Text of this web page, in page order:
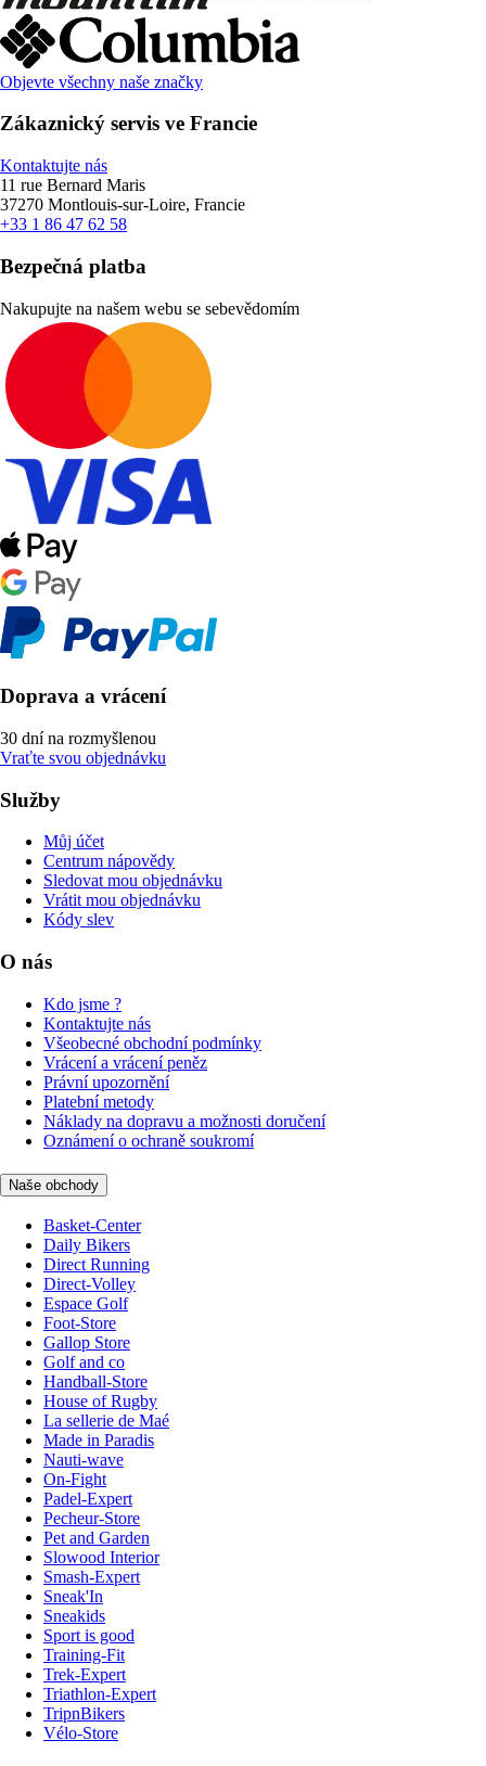
Objevte všechny naše značky
Zákaznický servis ve Francie
Kontaktujte nás
11 rue Bernard Maris
37270 Montlouis-sur-Loire, Francie
+33 1 86 47 62 58
Bezpečná platba
Nakupujte na našem webu se sebevědomím
Doprava a vrácení
30 dní na rozmyšlenou
Vraťte svou objednávku
Služby
Můj účet
Centrum nápovědy
Sledovat mou objednávku
Vrátit mou objednávku
Kódy slev
O nás
Kdo jsme ?
Kontaktujte nás
Všeobecné obchodní podmínky
Vrácení a vrácení peněz
Právní upozornění
Platební metody
Náklady na dopravu a možnosti doručení
Oznámení o ochraně soukromí
Naše obchody
Basket-Center
Daily Bikers
Direct Running
Direct-Volley
Espace Golf
Foot-Store
Gallop Store
Golf and co
Handball-Store
House of Rugby
La sellerie de Maé
Made in Paradis
Nauti-wave
On-Fight
Padel-Expert
Pecheur-Store
Pet and Garden
Slowood Interior
Smash-Expert
Sneak'In
Sneakids
Sport is good
Training-Fit
Trek-Expert
Triathlon-Expert
TripnBikers
Vélo-Store